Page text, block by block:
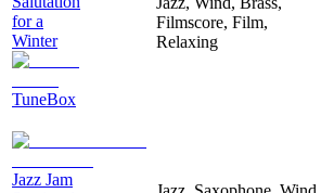
for a
Winter
TuneBox
Filmscore, Film,
Relaxing
Jazz Jam